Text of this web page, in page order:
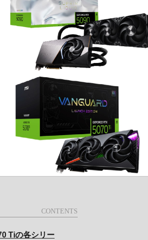
Tiの各シリー